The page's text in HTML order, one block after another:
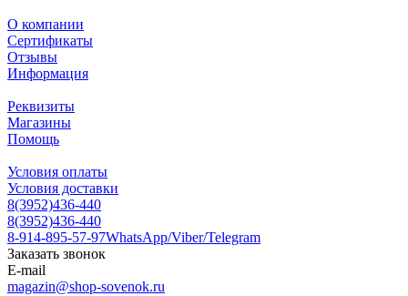
О компании
Сертификаты
Отзывы
Информация
Реквизиты
Магазины
Помощь
Условия оплаты
Условия доставки
8(3952)436-440
8(3952)436-440
8-914-895-57-97WhatsApp/Viber/Telegram
Заказать звонок
E-mail
magazin@shop-sovenok.ru